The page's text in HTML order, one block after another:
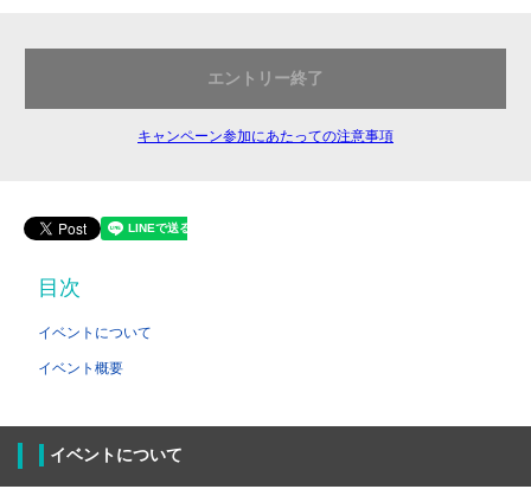
エントリー終了
キャンペーン参加にあたっての注意事項
目次
イベントについて
イベント概要
イベントについて